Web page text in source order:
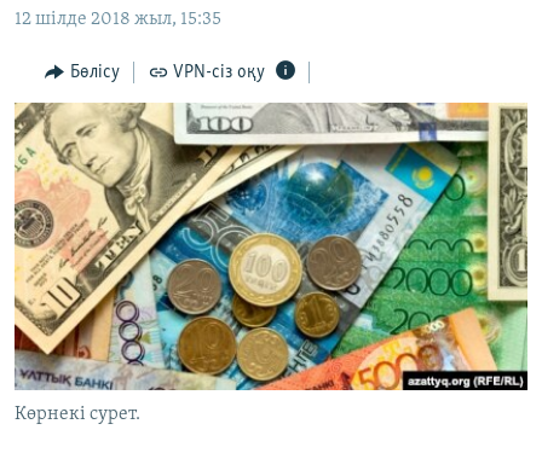
Skip
Search
ӘЛЕУМЕТ
ӘЛЕМ
АРНАЙЫ ЖОБАЛАР
Русский
ЖАЗЫЛЫҢЫЗ
Басқа тілдерде
12 шілде 2018 жыл, 15:35
Бөлісу VPN-сіз оқу
Көрнекі сурет.